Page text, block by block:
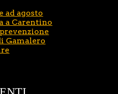
ad agosto
a Carentino
Gamalero